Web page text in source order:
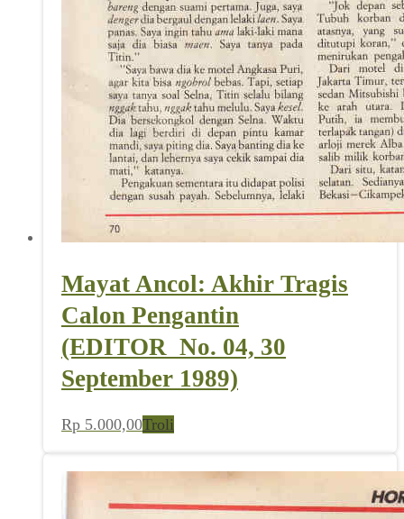
Mayat Ancol: Akhir Tragis
Calon Pengantin
(EDITOR_No. 04, 30
September 1989)
Rp 5.000,00Troli